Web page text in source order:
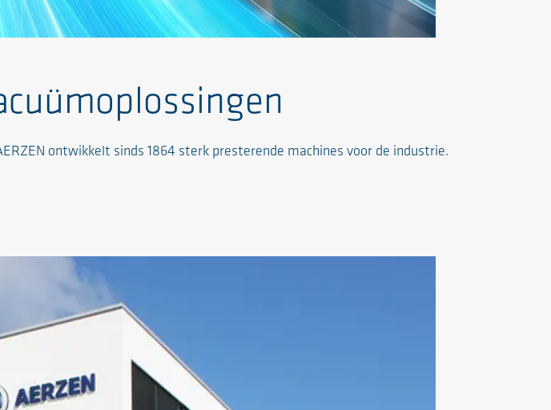
ontwikkelt sinds 1864 sterk presterende machines voor de industrie.